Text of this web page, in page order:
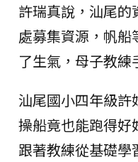
許瑞真說，汕尾
處募集資源，帆
了生氣，母子教練
汕尾國小四年級
操船竟也能跑得好
跟著教練從基礎學